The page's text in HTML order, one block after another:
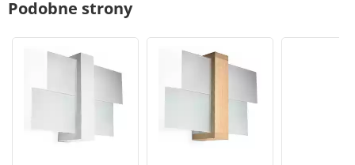
Podobne strony